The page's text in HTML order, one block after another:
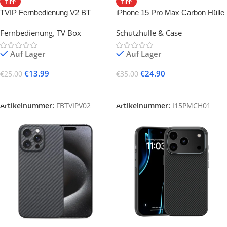
TIPP
TVIP Fernbedienung V2 BT
Fernbedienung, TV Box
Auf Lager
€25.00 €13.99
Artikelnummer: FBTVIPV02
TIPP
iPhone 15 Pro Max Carbon Hülle
Schutzhülle & Case
Auf Lager
€35.00 €24.90
Artikelnummer: I15PMCH01